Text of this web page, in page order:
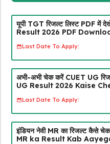
यूपी TGT रिजल्ट लिस्ट PDF में
Result 2026 PDF
Last Date To Apply:
अभी-अभी चेक करें CUET UG
UG Result 2026 Kaise
Last Date To Apply:
इंडियन नेवी MR का रिजल्ट
MR ka Result Kab